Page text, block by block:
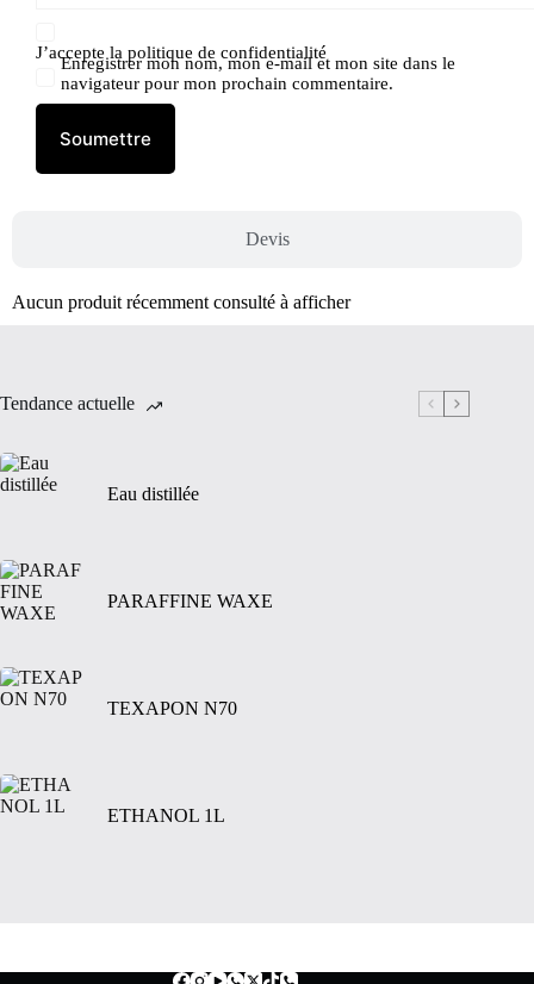
Devis
J’accepte la politique de confidentialité
Enregistrer mon nom, mon e-mail et mon site dans le
navigateur pour mon prochain commentaire.
Soumettre
Aucun produit récemment consulté à afficher
Tendance actuelle
Eau distillée
PARAFFINE WAXE
TEXAPON N70
ETHANOL 1L